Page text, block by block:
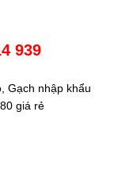
939
Gạch nhập khẩu
giá rẻ